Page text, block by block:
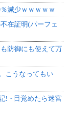
減少ｗｗｗｗｗ
在証明(パーフェ
防御にも使えて万
こうなってもい
! ~目覚めたら迷宮